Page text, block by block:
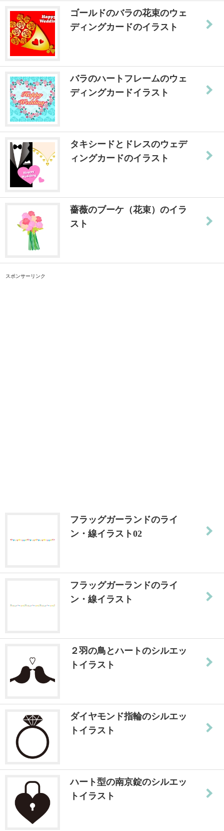
ゴールドのバラの花束のウェ
ディングカードのイラスト
バラのハートフレームのウェ
ディングカードイラスト
タキシードとドレスのウェデ
ィングカードのイラスト
薔薇のブーケ（花束）のイラ
スト
スポンサーリンク
フラッグガーランドのライ
ン・線イラスト02
フラッグガーランドのライ
ン・線イラスト
２羽の鳥とハートのシルエッ
トイラスト
ダイヤモンド指輪のシルエッ
トイラスト
ハート型の南京錠のシルエッ
トイラスト